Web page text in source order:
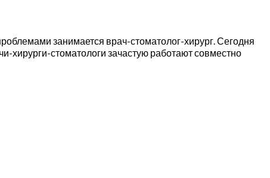
занимается врач-стоматолог-хирург. Сегодня
хирурги-стоматологи зачастую работают совместно